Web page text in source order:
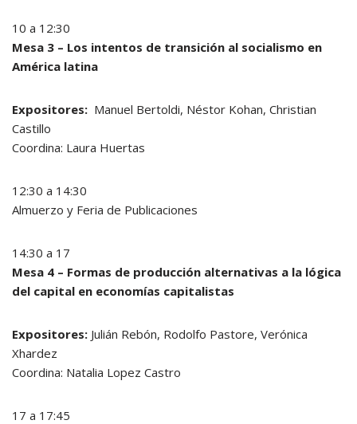
10 a 12:30
Mesa 3 – Los intentos de transición al socialismo en
América latina
Expositores: Manuel Bertoldi, Néstor Kohan, Christian
Castillo
Coordina: Laura Huertas
12:30 a 14:30
Almuerzo y Feria de Publicaciones
14:30 a 17
Mesa 4 – Formas de producción alternativas a la lógica
del capital en economías capitalistas
Expositores: Julián Rebón, Rodolfo Pastore, Verónica
Xhardez
Coordina: Natalia Lopez Castro
17 a 17:45